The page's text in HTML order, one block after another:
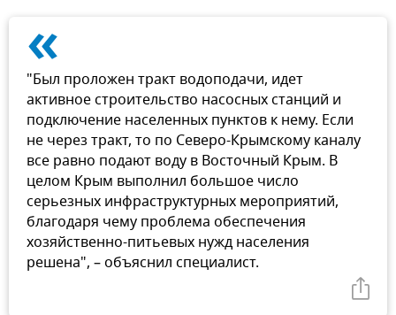
«
"Был проложен тракт водоподачи, идет
активное строительство насосных станций и
подключение населенных пунктов к нему. Если
не через тракт, то по Северо-Крымскому каналу
все равно подают воду в Восточный Крым. В
целом Крым выполнил большое число
серьезных инфраструктурных мероприятий,
благодаря чему проблема обеспечения
хозяйственно-питьевых нужд населения
решена", – объяснил специалист.